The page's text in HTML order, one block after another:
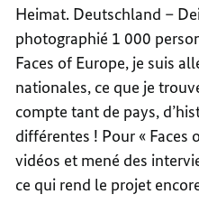
Heimat. Deutschland –
photographié 1 000
Faces of Europe, je suis
nationales, ce que je
compte tant de pays,
différentes ! Pour « Faces
vidéos et mené des
ce qui rend le projet